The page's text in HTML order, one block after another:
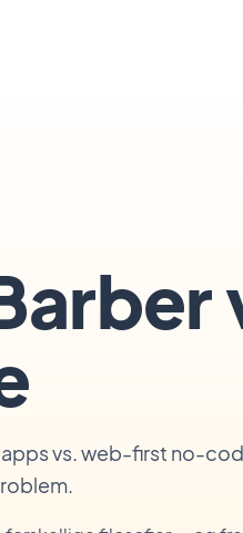
vs. web-first no-